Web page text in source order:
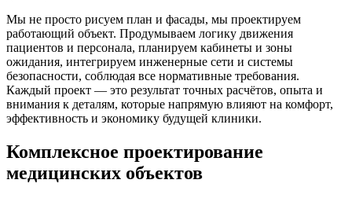
Мы не просто рисуем план и фасады, мы проектируем
работающий объект. Продумываем логику движения
пациентов и персонала, планируем кабинеты и зоны
ожидания, интегрируем инженерные сети и системы
безопасности, соблюдая все нормативные требования.
Каждый проект — это результат точных расчётов, опыта и
внимания к деталям, которые напрямую влияют на комфорт,
эффективность и экономику будущей клиники.
Комплексное проектирование
медицинских объектов